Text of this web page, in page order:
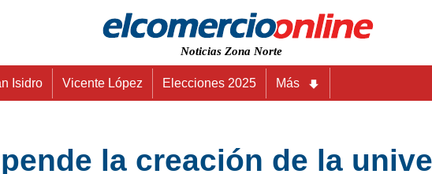
Noticias Zona Norte
Isidro Vicente López Elecciones 2025 Más
la creación de la